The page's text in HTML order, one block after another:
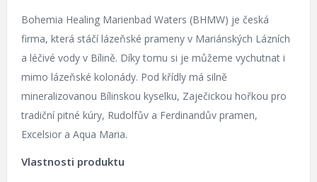
Bohemia Healing Marienbad Waters (BHMW) je česká
firma, která stáčí lázeňské prameny v Mariánských Lázních
a léčivé vody v Bílině. Díky tomu si je můžeme vychutnat i
mimo lázeňské kolonády. Pod křídly má silně
mineralizovanou Bílinskou kyselku, Zaječickou hořkou pro
tradiční pitné kúry, Rudolfův a Ferdinandův pramen,
Excelsior a Aqua Maria.
Vlastnosti produktu